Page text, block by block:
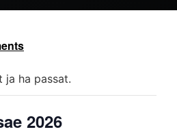
ja ha passat.
2026